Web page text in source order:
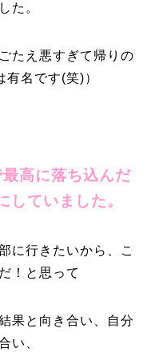
た。
たえ悪すぎて帰りの
名です(笑)）
高に落ち込んだ
していました。
に行きたいから、こ
！と思って
果と向き合い、自分
い、